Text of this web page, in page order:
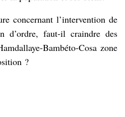
concernant l’intervention de
d’ordre, faut-il craindre des
Bambéto-Cosa zone
?